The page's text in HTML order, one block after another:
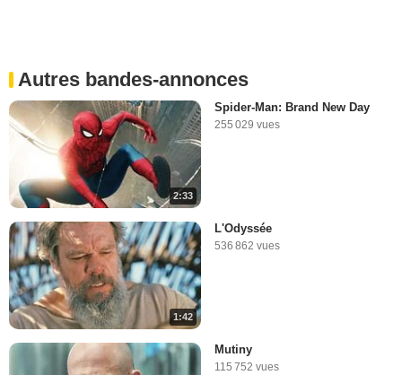
Autres bandes-annonces
2:33
Spider-Man: Brand New Day
255 029 vues
1:42
L'Odyssée
536 862 vues
Mutiny
115 752 vues